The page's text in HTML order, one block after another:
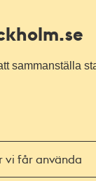
sammanställa
vi får använda